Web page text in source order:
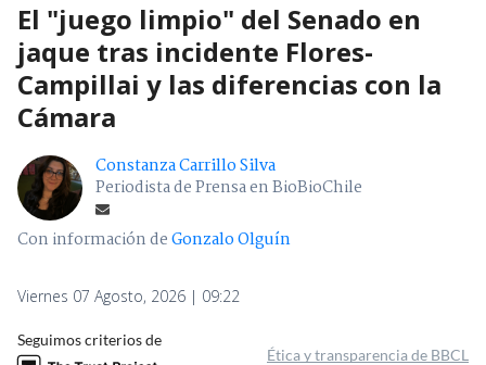
El "juego limpio" del Senado en
jaque tras incidente Flores-
Campillai y las diferencias con la
Cámara
Constanza Carrillo Silva
Periodista de Prensa en BioBioChile
Con información deGonzalo Olguín
Viernes 07 Agosto, 2026 | 09:22
Seguimos criterios de
Ética y transparencia de BBCL